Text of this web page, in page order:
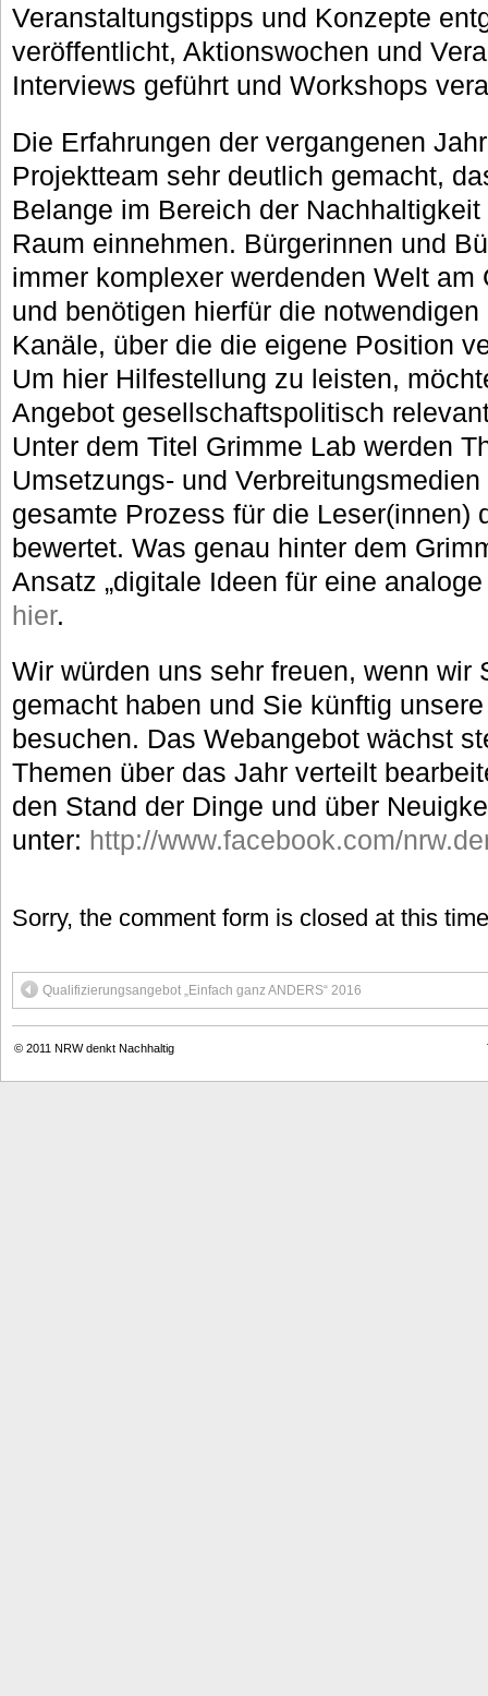
Veranstaltungstipps und Konzepte
veröffentlicht, Aktionswochen und
Interviews geführt und Workshops
Die Erfahrungen der vergangenen
Projektteam sehr deutlich gemacht,
Belange im Bereich der
Raum einnehmen. Bürgerinnen und
immer komplexer werdenden Welt am
und benötigen hierfür die
Kanäle, über die die eigene Position
Um hier Hilfestellung zu leisten,
Angebot gesellschaftspolitisch
Unter dem Titel Grimme Lab werden
Umsetzungs- und
gesamte Prozess für die Leser(innen)
bewertet. Was genau hinter dem
Ansatz „digitale Ideen für eine
hier.
Wir würden uns sehr freuen, wenn wir
gemacht haben und Sie künftig
besuchen. Das Webangebot wächst
Themen über das Jahr verteilt
den Stand der Dinge und über
unter: http://www.facebook.com/
Sorry, the comment form is closed at this
Qualifizierungsangebot „Einfach ganz ANDERS“ 2016
© 2011 NRW denkt Nachhaltig